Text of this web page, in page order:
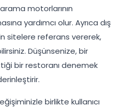
motorlarının
yardımcı olur. Ayrıca dış
sitelere referans vererek,
Düşünsenize, bir
bir restoranı denemek
birlikte kullanıcı